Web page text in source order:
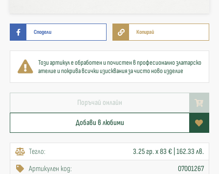
Сподели Копирай
Този артикул е обработен и почистен в професионално златарско
ателие и покрива всички изисквания за чисто ново изделие
Поръчай онлайн
Добави в любими
Тегло:
3.25 гр. x 83 € | 162.33 лв.
Артикулен код:
07001267